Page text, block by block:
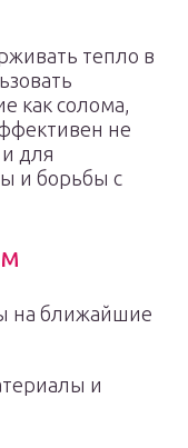
тепло в
как солома,
не
для
и борьбы с
на ближайшие
и